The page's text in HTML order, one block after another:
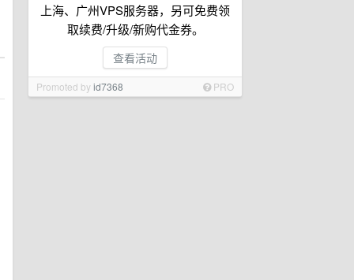
上海、广州VPS服务器，另可免费领
取续费/升级/新购代金券。
查看活动
Promoted byid7368 PRO